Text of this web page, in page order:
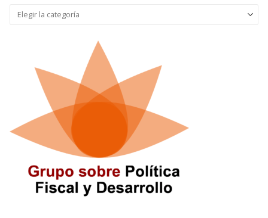
Seleccionar
categoría